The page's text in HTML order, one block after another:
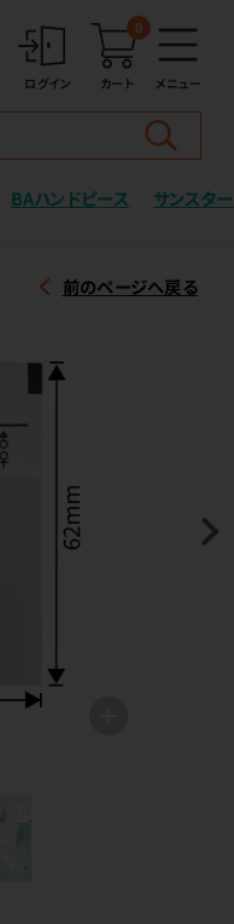
ログイン カート
0
メニュー
BAハンドピース サンスター
前のページへ戻る